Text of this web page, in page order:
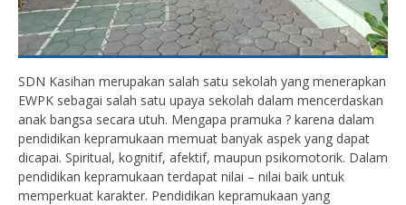
SDN Kasihan merupakan salah satu sekolah yang menerapkan
EWPK sebagai salah satu upaya sekolah dalam mencerdaskan
anak bangsa secara utuh. Mengapa pramuka ? karena dalam
pendidikan kepramukaan memuat banyak aspek yang dapat
dicapai. Spiritual, kognitif, afektif, maupun psikomotorik. Dalam
pendidikan kepramukaan terdapat nilai – nilai baik untuk
memperkuat karakter. Pendidikan kepramukaan yang